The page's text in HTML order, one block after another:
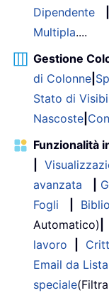
Dipendente
Multipla....
Gestione
di Colonne
Stato di
Nascoste
Funzionalità
avanzata
Fogli
Automatico)
lavoro
Email da Lista
speciale